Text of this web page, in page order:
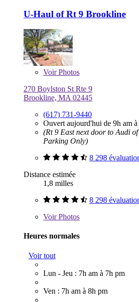
U-Haul of Rt 9 Brookline
VoirPhotos
270 Boylston St Rte 9
Brookline, MA 02445
(617) 731-9440
Ouvert aujourd'hui de 9h am
(Rt 9 East next door to Audi
Parking Only)
8 298
Distance estimée
1,8 milles
8 298
VoirPhotos
Heures normales
Voir tout
Lun - Jeu : 7h am à 7h pm
Ven : 7h am à 8h pm